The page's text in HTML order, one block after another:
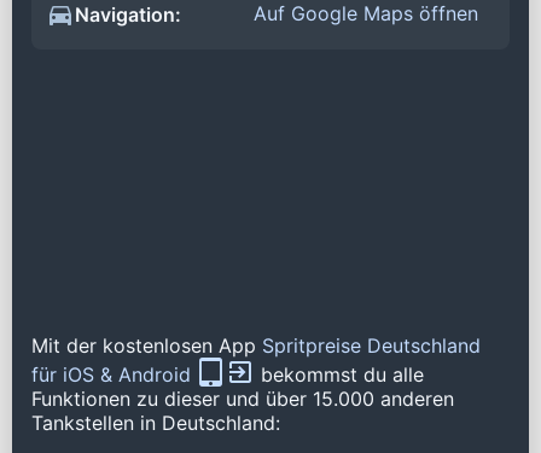
Navigation:
Auf Google Maps öffnen
Mit der kostenlosen App Spritpreise Deutschland
für iOS & Android
bekommst du alle
Funktionen zu dieser und über 15.000 anderen
Tankstellen in Deutschland: